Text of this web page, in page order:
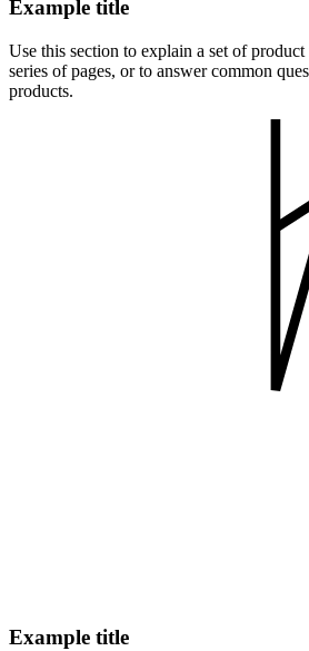
Example title
Use this section to explain a set of
series of pages, or to answer common
products.
Example title